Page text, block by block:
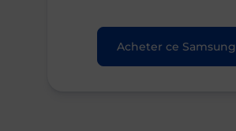
Acheter ce Samsung